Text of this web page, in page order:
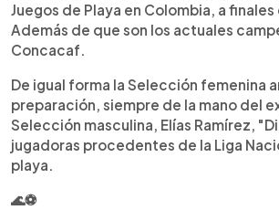
Juegos de Playa en Colombia, a finales
Además de que son los actuales
Concacaf.
De igual forma la Selección femenina
preparación, siempre de la mano del
Selección masculina, Elías Ramírez,
jugadoras procedentes de la Liga
playa.
🌊⚽️